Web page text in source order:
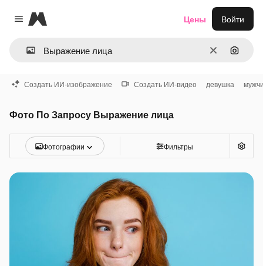
Close menu
Magnific
ОчиститьПоиск
Цены Войти
Создать ИИ-изображение Создать ИИ-видео девушка
Фото По Запросу Выражение лица
Фотографии Фильтры